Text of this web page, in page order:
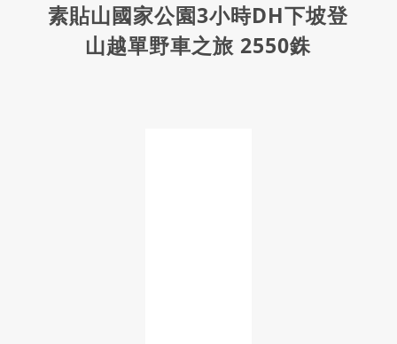
素貼山國家公園3小時DH下坡登
山越單野車之旅 2550銖